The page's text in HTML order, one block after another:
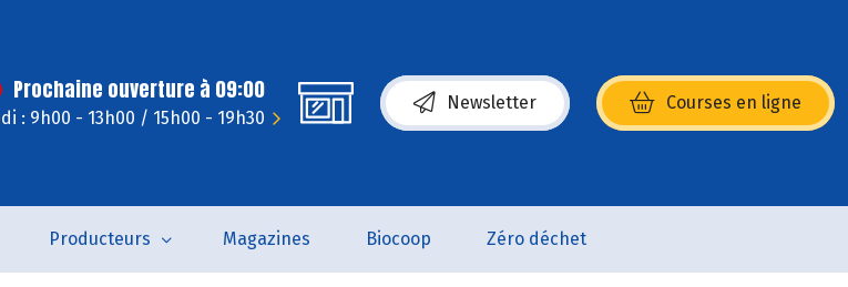
Prochaine ouverture à 09:00
: 9h00 - 13h00 / 15h00 - 19h30
Newsletter Courses en ligne
(s’ouvre dans une nouvelle fenêtre)
Producteurs Magazines Biocoop Zéro déchet